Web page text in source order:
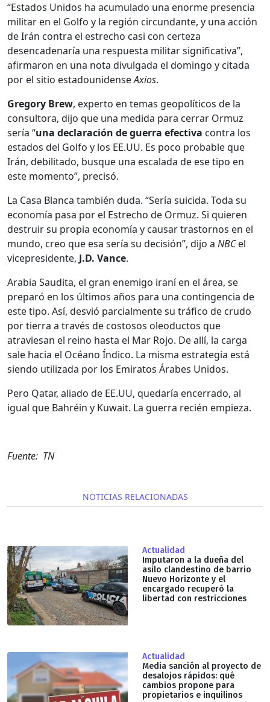
“Estados Unidos ha acumulado una enorme presencia
militar en el Golfo y la región circundante, y una acción
de Irán contra el estrecho casi con certeza
desencadenaría una respuesta militar significativa”,
afirmaron en una nota divulgada el domingo y citada
por el sitio estadounidenseAxios.
Gregory Brew, experto en temas geopolíticos de la
consultora, dijo que una medida para cerrar Ormuz
sería “una declaración de guerra efectiva contra los
estados del Golfo y los EE.UU. Es poco probable que
Irán, debilitado, busque una escalada de ese tipo en
este momento”, precisó.
La Casa Blanca también duda. “Sería suicida. Toda su
economía pasa por el Estrecho de Ormuz. Si quieren
destruir su propia economía y causar trastornos en el
mundo, creo que esa sería su decisión”, dijo a NBCel
vicepresidente, J.D. Vance.
Arabia Saudita, el gran enemigo iraní en el área, se
preparó en los últimos años para una contingencia de
este tipo. Así, desvió parcialmente su tráfico de crudo
por tierra a través de costosos oleoductos que
atraviesan el reino hasta el Mar Rojo. De allí, la carga
sale hacia el Océano Índico. La misma estrategia está
siendo utilizada por los Emiratos Árabes Unidos.
Pero Qatar, aliado de EE.UU, quedaría encerrado, al
igual que Bahréin y Kuwait. La guerra recién empieza.
Fuente: TN
NOTICIAS RELACIONADAS
Actualidad
Imputaron a la dueña del
asilo clandestino de barrio
Nuevo Horizonte y el
encargado recuperó la
libertad con restricciones
Actualidad
Media sanción al proyecto de
desalojos rápidos: qué
cambios propone para
propietarios e inquilinos